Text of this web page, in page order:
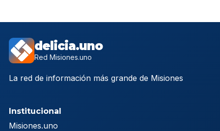
delicia.uno
Red Misiones.uno
La red de información más grande de Misiones
Institucional
Misiones.uno